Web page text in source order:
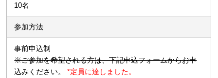
10名
参加方法
事前申込制
※ご参加を希望される方は、下記申込フォームからお申
込みください。*定員に達しました。